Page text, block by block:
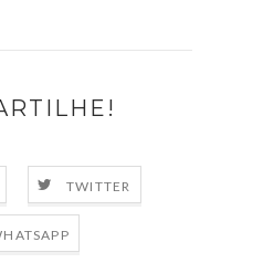
TWITTER